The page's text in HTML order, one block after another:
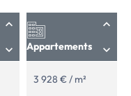
Appartements
3 928 € / m²